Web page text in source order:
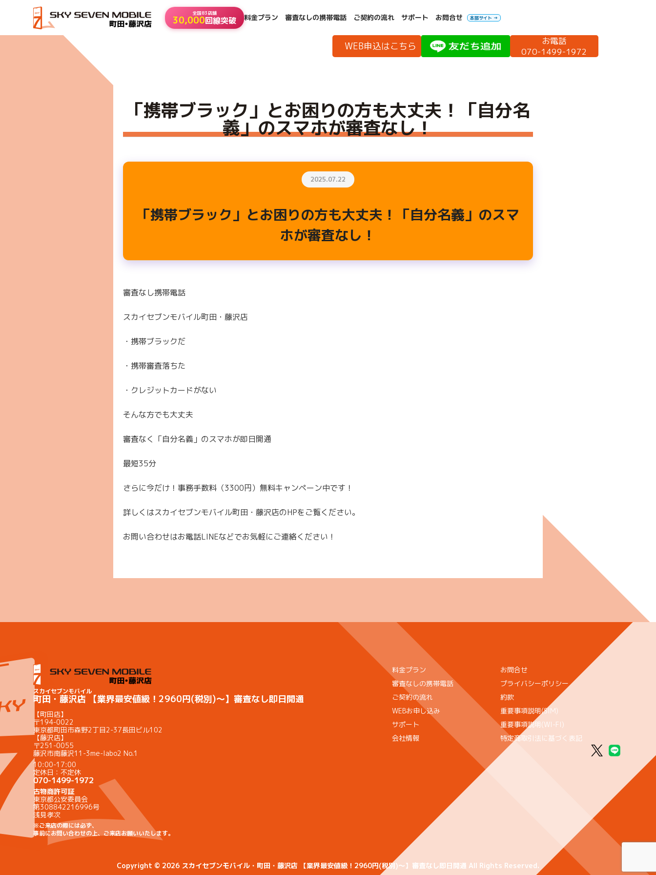
全国83店舗
30,000回線突破 料金プラン 審査なしの携帯電話 ご契約の流れ サポート お問合せ 本部サイト →
WEB申込はこちら
お電話
070-1499-1972
HOME 「携帯ブラック」とお困りの方も大丈夫！「自分名義」のスマホが審査なし！
「携帯ブラック」とお困りの方も大丈夫！「自分名
義」のスマホが審査なし！
2025.07.22
「携帯ブラック」とお困りの方も大丈夫！「自分名義」のスマ
ホが審査なし！
審査なし携帯電話
スカイセブンモバイル町田・藤沢店
・携帯ブラックだ
・携帯審査落ちた
・クレジットカードがない
そんな方でも大丈夫
審査なく「自分名義」のスマホが即日開通
最短35分
さらに今だけ！事務手数料（3300円）無料キャンペーン中です！
詳しくはスカイセブンモバイル町田・藤沢店のHPをご覧ください。
お問い合わせはお電話LINEなどでお気軽にご連絡ください！
スカイセブンモバイル
町田・藤沢店 【業界最安値級！2960円(税別)〜】審査なし即日開通
【町田店】
〒194-0022
東京都町田市森野2丁目2-37長田ビル102
【藤沢店】
〒251-0055
藤沢市南藤沢11-3me-labo2 No.1
10:00-17:00
定休日：不定休
070-1499-1972
古物商許可証
東京都公安委員会
第308842216996号
浅見孝次
※ご来店の際には必ず、
事前にお問い合わせの上、ご来店お願いいたします。
料金プラン
審査なしの携帯電話
ご契約の流れ
WEBお申し込み
サポート
会社情報
お問合せ
プライバシーポリシー
約款
重要事項説明(SIM)
重要事項説明(WI-FI)
特定商取引法に基づく表記
Copyright © 2026 スカイセブンモバイル・町田・藤沢店 【業界最安値級！2960円(税別)〜】審査なし即日開通 All Rights Reserved.